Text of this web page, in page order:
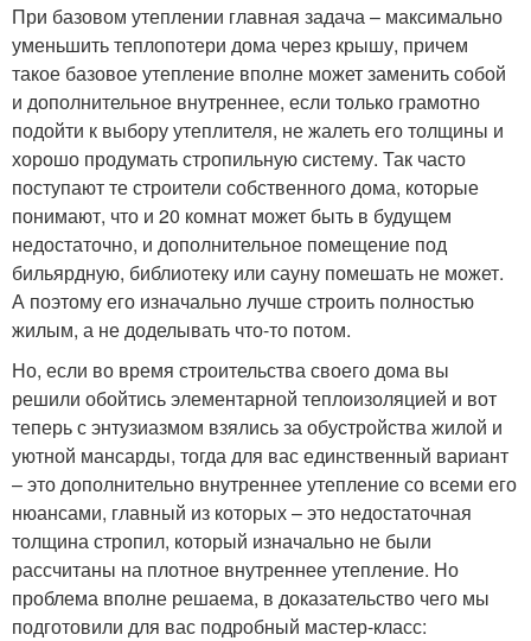
При базовом утеплении главная задача – максимально
уменьшить теплопотери дома через крышу, причем
такое базовое утепление вполне может заменить собой
и дополнительное внутреннее, если только грамотно
подойти к выбору утеплителя, не жалеть его толщины и
хорошо продумать стропильную систему. Так часто
поступают те строители собственного дома, которые
понимают, что и 20 комнат может быть в будущем
недостаточно, и дополнительное помещение под
бильярдную, библиотеку или сауну помешать не может.
А поэтому его изначально лучше строить полностью
жилым, а не доделывать что-то потом.
Но, если во время строительства своего дома вы
решили обойтись элементарной теплоизоляцией и вот
теперь с энтузиазмом взялись за обустройства жилой и
уютной мансарды, тогда для вас единственный вариант
– это дополнительно внутреннее утепление со всеми его
нюансами, главный из которых – это недостаточная
толщина стропил, который изначально не были
рассчитаны на плотное внутреннее утепление. Но
проблема вполне решаема, в доказательство чего мы
подготовили для вас подробный мастер-класс: